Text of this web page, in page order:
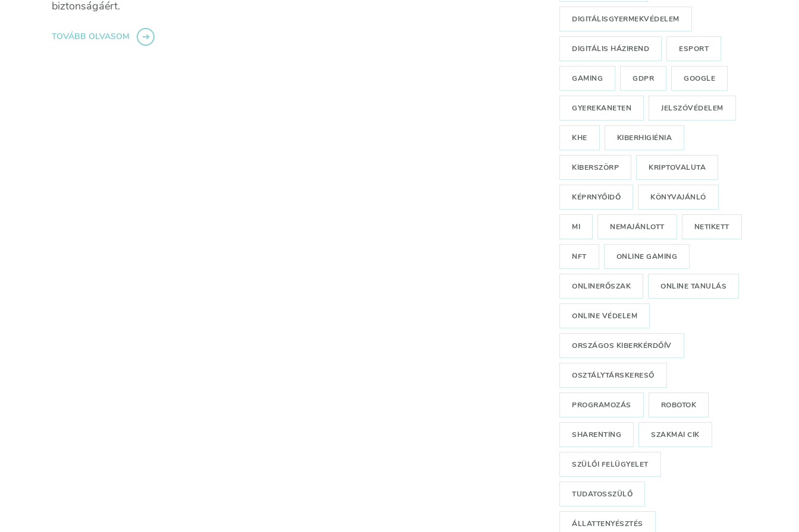
biztonságáért.
TOVÁBB OLVASOM
DIGITÁLISGYERMEKVÉDELEM
DIGITÁLIS HÁZIREND ESPORT
GAMING GDPR GOOGLE
GYEREKANETEN JELSZÓVÉDELEM
KHE KIBERHIGIÉNIA
KIBERSZÖRP KRIPTOVALUTA
KÉPRNYŐIDŐ KÖNYVAJÁNLÓ
MI NEMAJÁNLOTT NETIKETT
NFT ONLINE GAMING
ONLINERŐSZAK ONLINE TANULÁS
ONLINE VÉDELEM
ORSZÁGOS KIBERKÉRDŐÍV
OSZTÁLYTÁRSKERESŐ
PROGRAMOZÁS ROBOTOK
SHARENTING SZAKMAI CIK
SZÜLŐI FELÜGYELET
TUDATOSSZÜLŐ
ÁLLATTENYÉSZTÉS